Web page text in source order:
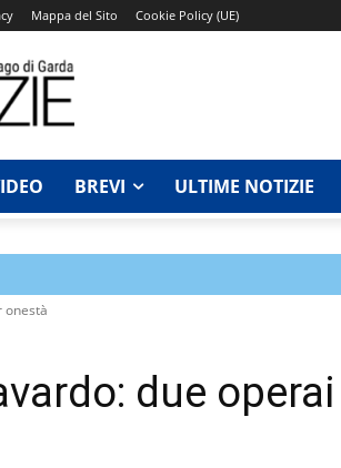
Mappa del Sito Cookie Policy (UE)
BREVI ULTIME NOTIZIE
onestà
due operai